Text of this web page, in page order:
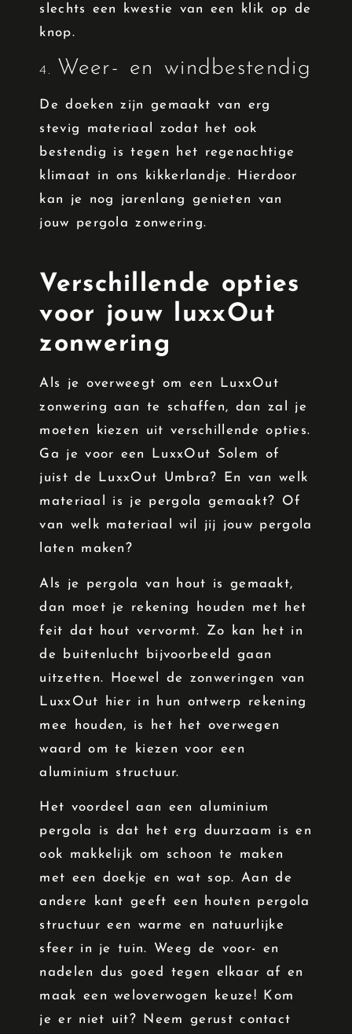
slechts een kwestie van een klik op de
knop.
4. Weer- en windbestendig
De doeken zijn gemaakt van erg
stevig materiaal zodat het ook
bestendig is tegen het regenachtige
klimaat in ons kikkerlandje. Hierdoor
kan je nog jarenlang genieten van
jouw pergola zonwering.
Verschillende opties
voor jouw luxxOut
zonwering
Als je overweegt om een LuxxOut
zonwering aan te schaffen, dan zal je
moeten kiezen uit verschillende opties.
Ga je voor een LuxxOut Solem of
juist de LuxxOut Umbra? En van welk
materiaal is je pergola gemaakt? Of
van welk materiaal wil jij jouw pergola
laten maken?
Als je pergola van hout is gemaakt,
dan moet je rekening houden met het
feit dat hout vervormt. Zo kan het in
de buitenlucht bijvoorbeeld gaan
uitzetten. Hoewel de zonweringen van
LuxxOut hier in hun ontwerp rekening
mee houden, is het het overwegen
waard om te kiezen voor een
aluminium structuur.
Het voordeel aan een aluminium
pergola is dat het erg duurzaam is en
ook makkelijk om schoon te maken
met een doekje en wat sop. Aan de
andere kant geeft een houten pergola
structuur een warme en natuurlijke
sfeer in je tuin. Weeg de voor- en
nadelen dus goed tegen elkaar af en
maak een weloverwogen keuze! Kom
je er niet uit? Neem gerust contact